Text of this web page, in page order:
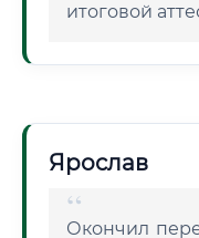
итоговой
Ярослав
Окончил